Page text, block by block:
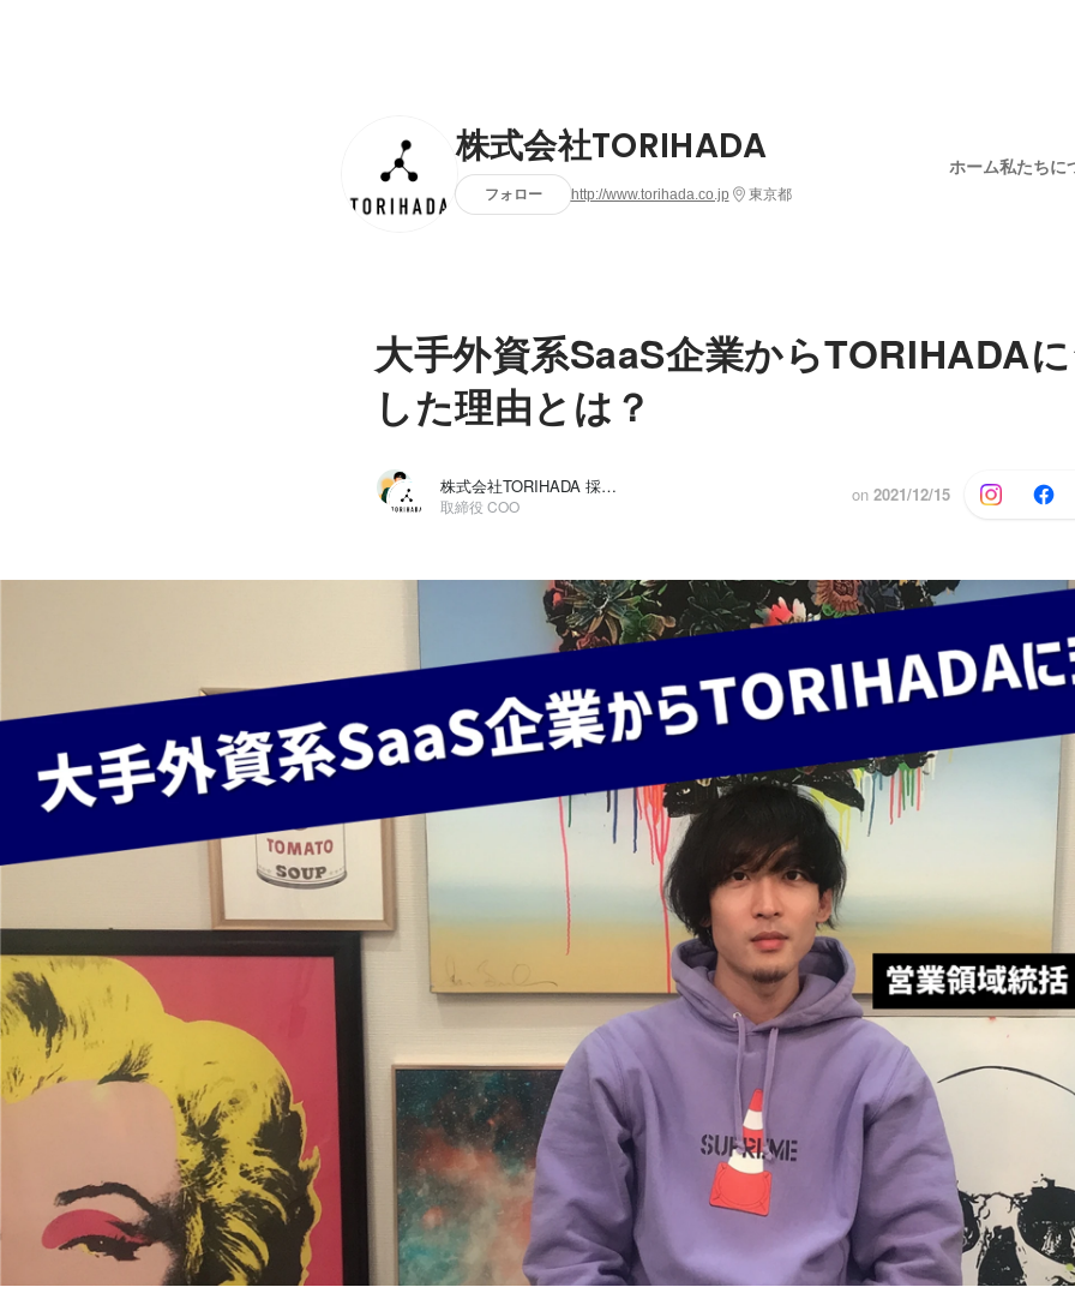
株式会社TORIHADA
フォロー http://www.torihada.co.jp 東京都
ホーム私たちに
大手外資系SaaS企業からTORIHADA
した理由とは？
株式会社TORIHADA 採用担当, Kenya Unoki
取締役 COO
on 2021/12/15
株式会社TORIHADA 採用担当
株式会社TORIHADA /